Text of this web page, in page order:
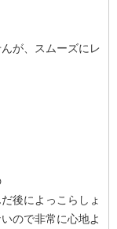
が、スムーズにレ
後によっこらしょ
ので非常に心地よ